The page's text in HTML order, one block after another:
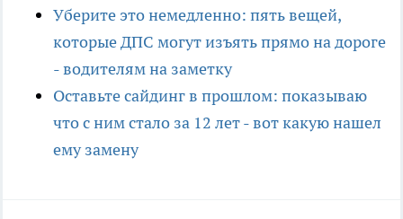
Уберите это немедленно: пять вещей,
которые ДПС могут изъять прямо на дороге
- водителям на заметку
Оставьте сайдинг в прошлом: показываю
что с ним стало за 12 лет - вот какую нашел
ему замену